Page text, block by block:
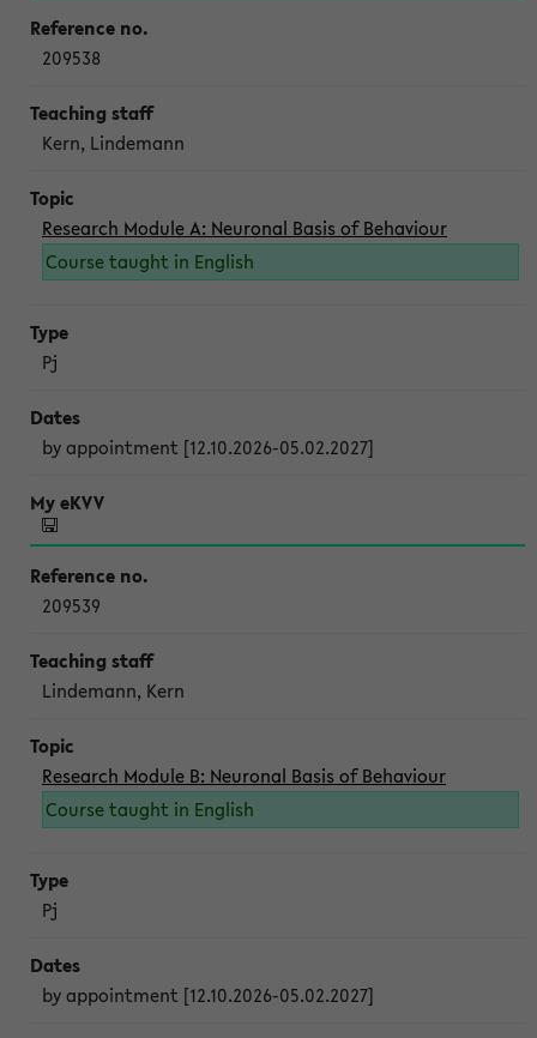
209538
Kern, Lindemann
Research Module A: Neuronal Basis of Behaviour
Course taught in English
Pj
by appointment [12.10.2026-05.02.2027]
209539
Lindemann, Kern
Research Module B: Neuronal Basis of Behaviour
Course taught in English
Pj
by appointment [12.10.2026-05.02.2027]